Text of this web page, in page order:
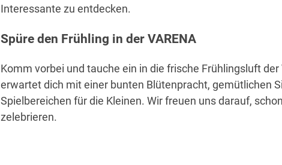
Interessante zu entdecken.
Spüre den Frühling in der VARENA
Komm vorbei und tauche ein in die frische Frühlingsluft der
erwartet dich mit einer bunten Blütenpracht, gemütlichen
Spielbereichen für die Kleinen. Wir freuen uns darauf,
zelebrieren.